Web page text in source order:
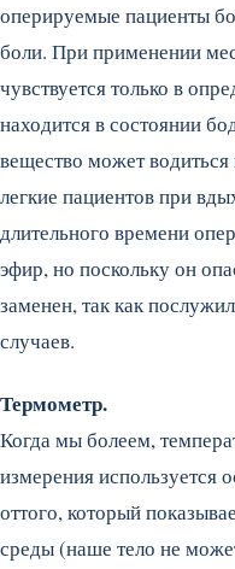
оперируемые пациенты
боли. При применении
чувствуется только в
находится в состоянии
вещество может
легкие пациентов при
длительного времени
эфир, но поскольку он
заменен, так как
случаев.
Термометр.
Когда мы болеем,
измерения используется
оттого, который
среды (наше тело не